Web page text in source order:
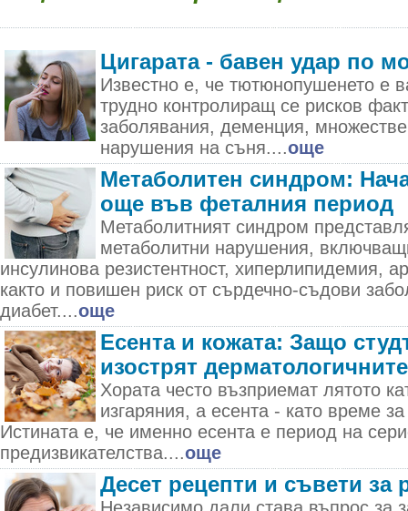
Цигарата - бавен удар по
Известно е, че тютюнопушенето е
трудно контролиращ се рисков
заболявания, деменция,
нарушения на съня....още
Метаболитен синдром:
още във феталния период
Метаболитният синдром
метаболитни нарушения,
инсулинова резистентност, хиперлипидемия,
както и повишен риск от сърдечно-съдови
диабет....още
Есента и кожата: Защо
изострят
Хората често възприемат лятото
изгаряния, а есента - като време
Истината е, че именно есента е период на
предизвикателства....още
Десет рецепти и съвети за